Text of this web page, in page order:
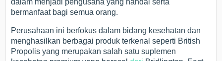
dalam menjadi pengusaha yang handal serta
bermanfaat bagi semua orang.
Perusahaan ini berfokus dalam bidang kesehatan dan
menghasilkan berbagai produk terkenal seperti British
Propolis yang merupakan salah satu suplemen